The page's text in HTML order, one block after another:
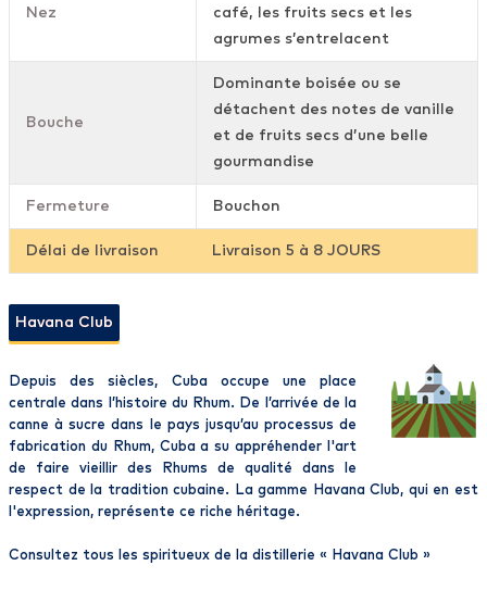
Nez
café, les fruits secs et les
agrumes s’entrelacent
Bouche
Dominante boisée ou se
détachent des notes de vanille
et de fruits secs d’une belle
gourmandise
Fermeture Bouchon
Délai de livraison Livraison 5 à 8 JOURS
Havana Club
Depuis des siècles, Cuba occupe une place
centrale dans l’histoire du Rhum. De l’arrivée de la
canne à sucre dans le pays jusqu’au processus de
fabrication du Rhum, Cuba a su appréhender l'art
de faire vieillir des Rhums de qualité dans le
respect de la tradition cubaine. La gamme Havana Club, qui en est
l'expression, représente ce riche héritage.
Consultez tous les spiritueux de la distillerie « Havana Club »